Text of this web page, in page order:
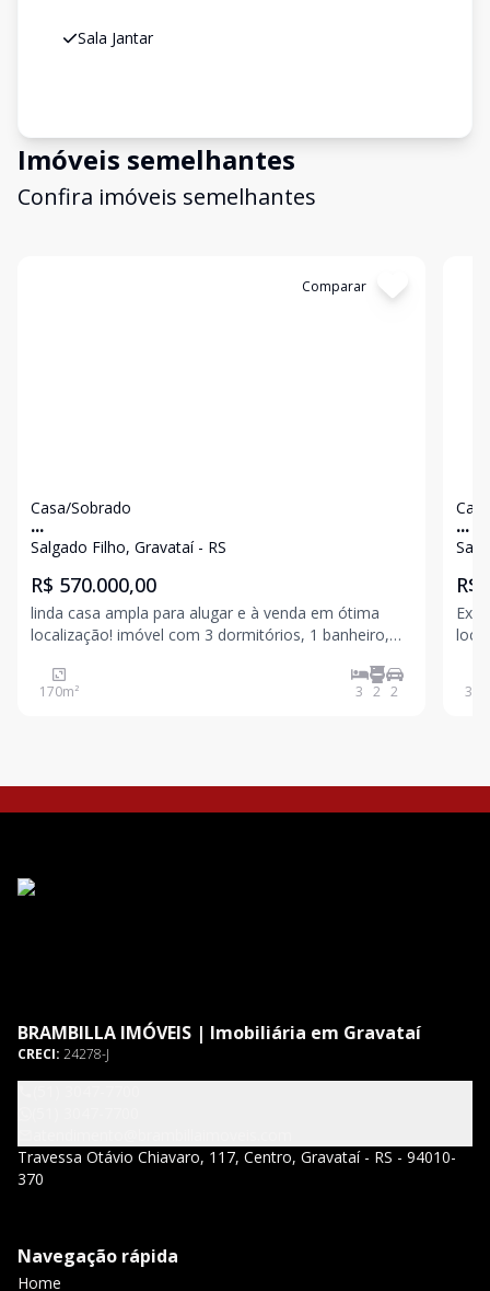
Sala Jantar
Imóveis semelhantes
Confira imóveis semelhantes
Comparar
Casa/Sobrado
...
Salgado Filho, Gravataí - RS
R$ 570.000,00
linda casa ampla para alugar e à venda em ótima
localização! imóvel com 3 dormitórios, 1 banheiro,
um ambiente funcional e bem distribuído. conta com
piso frio, oferecendo praticidade no dia a dia.
170m² 3 2 2
...
R$
300
BRAMBILLA IMÓVEIS | Imobiliária em Gravataí
CRECI: 24278-J
Travessa Otávio Chiavaro, 117, Centro, Gravataí - RS - 94010-
370
Navegação rápida
Home